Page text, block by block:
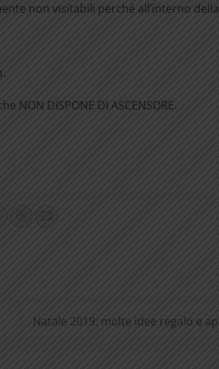
non visitabili perché all’interno
DISPONE DI ASCENSORE.
Natale 2019: molte idee regalo e